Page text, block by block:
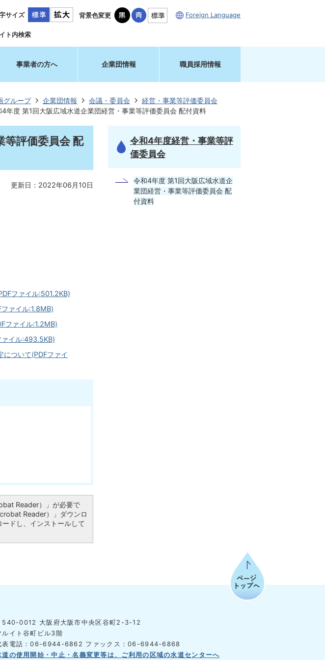
サイズ 背景色変更 Foreign Language
ト内検索
事業者の方へ 企業団情報 職員採用情報
グループ 企業団情報 会議・委員会
経営・事業等評価委員会
4年度 第1回大阪広域水道企業団経営・事業等評価委員会 配付資料
等評価委員会 配
更新日：2022年06月10日
ファイル:501.2KB)
ァイル:1.8MB)
ファイル:1.2MB)
ァイル:493.5KB)
ついて(PDFファイ
Reader）」が必要で
Reader）」ダウンロ
ドし、インストールして
令和4年度経営・事業等評
価委員会
令和4年度 第1回大阪広域水道企
業団経営・事業等評価委員会 配
付資料
540-0012 大阪府大阪市中央区谷町2-3-12
ルイト谷町ビル3階
表電話：06-6944-6862 ファックス：06-6944-6868
道の使用開始・中止・名義変更等は、ご利用の区域の水道センターへ